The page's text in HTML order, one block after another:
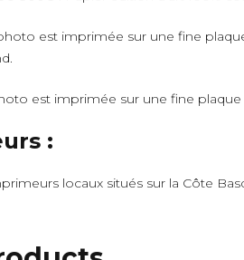
est imprimée sur une fine
est imprimée sur une fine
:
locaux situés sur la Côte